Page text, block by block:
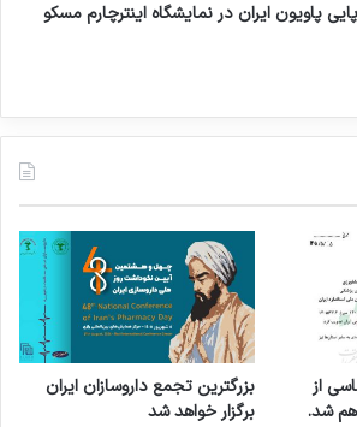
پاویون ایران در نمایشگاه اینترچارم مسکو
از
شد.
بزرگترین تجمع داروسازان ایران
برگزار خواهد شد